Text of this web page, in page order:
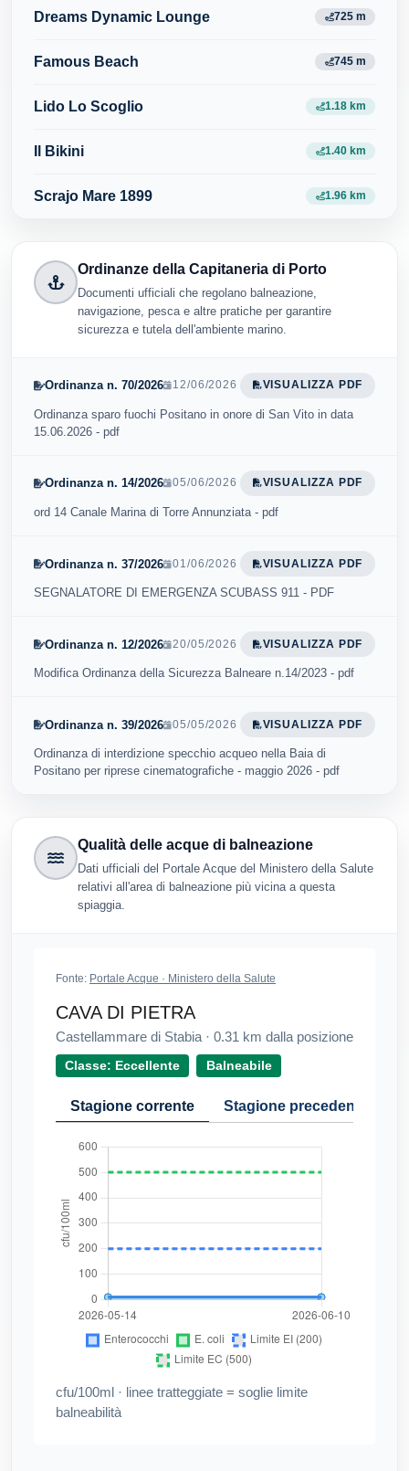
Dreams Dynamic Lounge 725 m
Famous Beach 745 m
Lido Lo Scoglio 1.18 km
Il Bikini 1.40 km
Scrajo Mare 1899 1.96 km
Ordinanze della Capitaneria di Porto
Documenti ufficiali che regolano balneazione,
navigazione, pesca e altre pratiche per garantire
sicurezza e tutela dell'ambiente marino.
Ordinanza n. 70/2026 12/06/2026 VISUALIZZA PDF
Ordinanza sparo fuochi Positano in onore di San Vito in data
15.06.2026 - pdf
Ordinanza n. 14/2026 05/06/2026 VISUALIZZA PDF
ord 14 Canale Marina di Torre Annunziata - pdf
Ordinanza n. 37/2026 01/06/2026 VISUALIZZA PDF
SEGNALATORE DI EMERGENZA SCUBASS 911 - PDF
Ordinanza n. 12/2026 20/05/2026 VISUALIZZA PDF
Modifica Ordinanza della Sicurezza Balneare n.14/2023 - pdf
Ordinanza n. 39/2026 05/05/2026 VISUALIZZA PDF
Ordinanza di interdizione specchio acqueo nella Baia di
Positano per riprese cinematografiche - maggio 2026 - pdf
Qualità delle acque di balneazione
Dati ufficiali del Portale Acque del Ministero della Salute
relativi all'area di balneazione più vicina a questa
spiaggia.
Fonte: Portale Acque · Ministero della Salute
CAVA DI PIETRA
Castellammare di Stabia · 0.31 km dalla posizione
Classe: Eccellente Balneabile
Stagione corrente Stagione precedente
cfu/100ml · linee tratteggiate = soglie limite
balneabilità